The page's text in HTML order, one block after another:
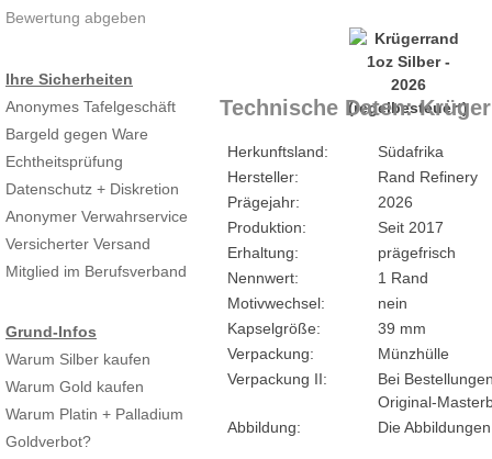
Bewertung abgeben
Ihre Sicherheiten
Anonymes Tafelgeschäft
Bargeld gegen Ware
Echtheitsprüfung
Datenschutz + Diskretion
Anonymer Verwahrservice
Versicherter Versand
Mitglied im Berufsverband
Grund-Infos
Warum Silber kaufen
Warum Gold kaufen
Warum Platin + Palladium
Goldverbot?
Technische Daten:
Herkunftsland:
Südafrika
Hersteller:
Rand Refinery
Prägejahr:
2026
Produktion:
Seit 2017
Erhaltung:
prägefrisch
Nennwert:
1 Rand
Motivwechsel:
nein
Kapselgröße:
39 mm
Verpackung:
Münzhülle
Verpackung II:
Bei
Original-
Abbildung:
Die